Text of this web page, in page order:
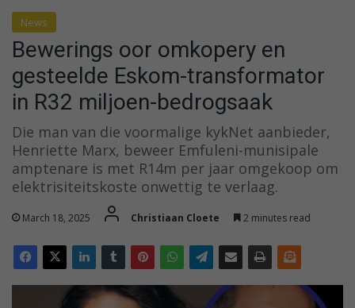
News
Bewerings oor omkopery en
gesteelde Eskom-transformator
in R32 miljoen-bedrogsaak
Die man van die voormalige kykNet aanbieder,
Henriette Marx, beweer Emfuleni-munisipale
amptenare is met R14m per jaar omgekoop om
elektrisiteitskoste onwettig te verlaag.
March 18, 2025 Christiaan Cloete 2 minutes read